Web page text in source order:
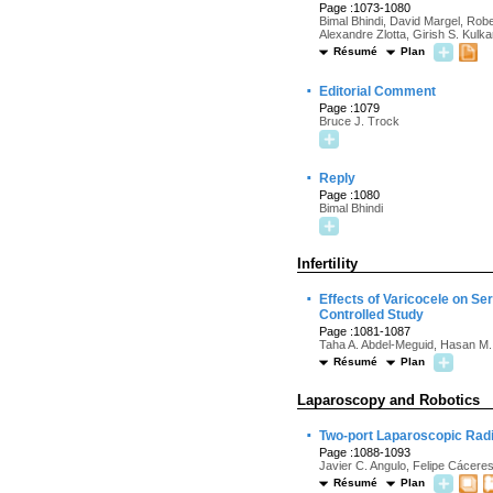
Page :1073-1080
Bimal Bhindi, David Margel,
Alexandre Zlotta, Girish S.
Résumé Plan
· Editorial Comment
Page :1079
Bruce J. Trock
· Reply
Page :1080
Bimal Bhindi
Infertility
·
Effects of Varicocele on
Controlled Study
Page :1081-1087
Taha A. Abdel-Meguid, Hasan
Résumé Plan
Laparoscopy and Robotics
· Two-port Laparoscopic
Page :1088-1093
Javier C. Angulo, Felipe
Résumé Plan